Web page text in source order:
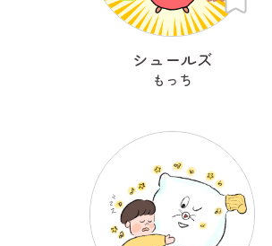
シュールズ
もっち